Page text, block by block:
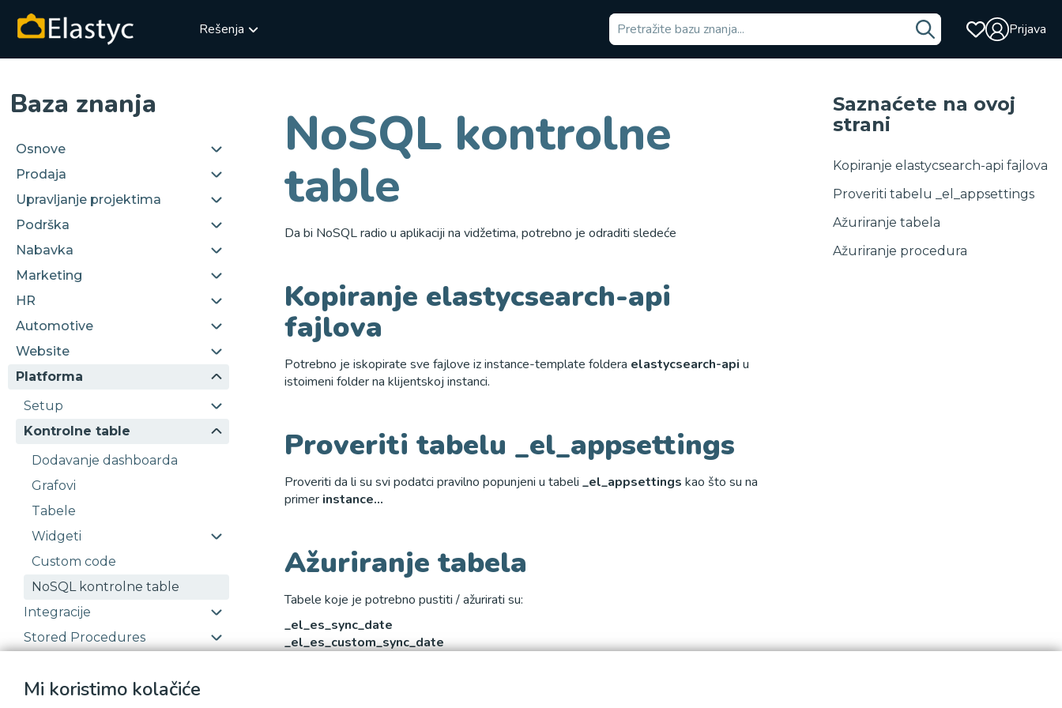
Mi koristimo kolačiće
Rešenja Prijava
Baza znanja
Osnove
Prodaja
Upravljanje projektima
Podrška
Nabavka
Marketing
HR
Automotive
Website
Platforma
Setup
Kontrolne table
Dodavanje dashboarda
Grafovi
Tabele
Widgeti
Custom code
NoSQL kontrolne table
Integracije
Stored Procedures
Stored Procedures na klijentu
Saznaćete na ovoj
strani
Kopiranje elastycsearch-api fajlova
Proveriti tabelu _el_appsettings
Ažuriranje tabela
Ažuriranje procedura
NoSQL kontrolne
table
Da bi NoSQL radio u aplikaciji na vidžetima, potrebno je odraditi sledeće
Kopiranje elastycsearch-api
fajlova
Potrebno je iskopirate sve fajlove iz instance-template foldera elastycsearch-api u
istoimeni folder na klijentskoj instanci.
Proveriti tabelu _el_appsettings
Proveriti da li su svi podatci pravilno popunjeni u tabeli _el_appsettings kao što su na
primer instance...
Ažuriranje tabela
Tabele koje je potrebno pustiti / ažurirati su:
_el_es_sync_date
_el_es_custom_sync_date